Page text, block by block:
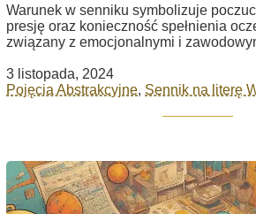
Warunek w senniku symbolizuje
presję oraz konieczność spełnienia
związany z emocjonalnymi i
3 listopada, 2024
Pojęcia Abstrakcyjne, Sennik na literę